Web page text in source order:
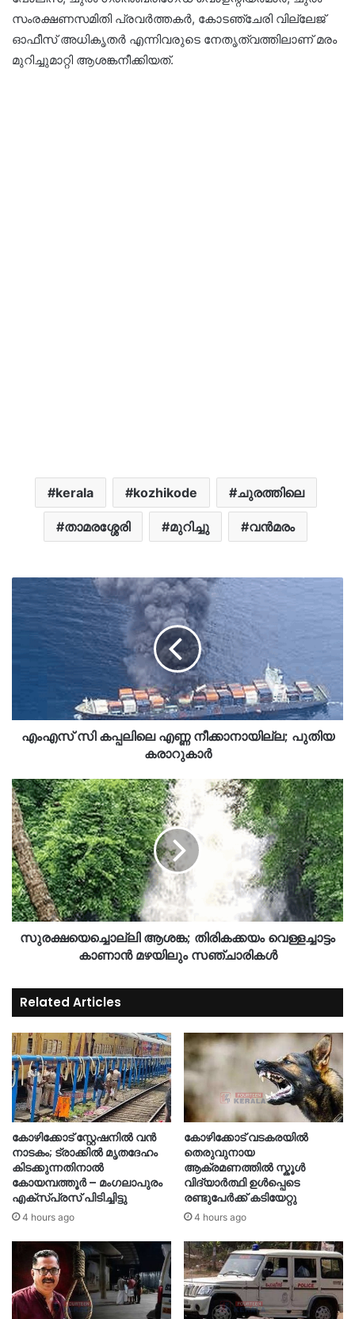
സംരക്ഷണസമിതി പ്രവർത്തകർ, കോടഞ്ചേരി വില്ലേജ്
ഓഫീസ് അധികൃതർ എന്നിവരുടെ നേതൃത്വത്തിലാണ് മരം
മുറിച്ചുമാറ്റി ആശങ്കനീക്കിയത്.
kerala kozhikode ചുരത്തിലെ
താമരശ്ശേരി മുറിച്ചു വൻമരം
എംഎസ് സി കപ്പലിലെ എണ്ണ നീക്കാനായില്ല; പുതിയ
കരാറുകാര്‍
സുരക്ഷയെച്ചൊല്ലി ആശങ്ക; തിരികക്കയം വെള്ളച്ചാട്ടം
കാണാൻ മഴയിലും സഞ്ചാരികൾ
Related Articles
കോഴിക്കോട് സ്റ്റേഷനിൽ വൻ
നാടകം; ട്രാക്കിൽ മൃതദേഹം
കിടക്കുന്നതിനാൽ
കോയമ്പത്തൂർ – മംഗലാപുരം
എക്സ്പ്രസ് പിടിച്ചിട്ടു
4 hours ago
കോഴിക്കോട് വടകരയിൽ
തെരുവുനായ
ആക്രമണത്തിൽ സ്കൂൾ
വിദ്യാർത്ഥി ഉൾപ്പെടെ
രണ്ടുപേർക്ക് കടിയേറ്റു
4 hours ago